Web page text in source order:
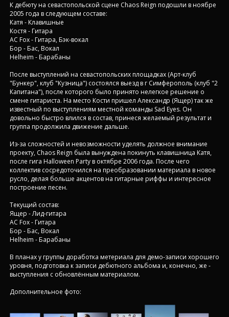
К дебюту на севастопольской сцене Chaos Reign подошли в ноябре
2005 года в следующем составе:
Катя - Клавишные
Костя - Гитара
AC Fox - Гитара, Бэк-вокал
Бор - Бас, Вокал
Helheim - Барабаны
После выступлений на севастопольских площадках (Арт-клуб
"Бункер", клуб "Кузница") состоялся выезд в г Симферополь (клуб "2
Капитана"), после которого было принято нелегкое решение о
смене гитариста. На место Кости пришел Александр (Ящер) так же
известный по выступлениям местной команды Sad Eyes. Он
довольно быстро влился в состав, принеся желаемый результат и
группа продолжила движение дальше.
Из-за сложностей и невозможности уделять должное внимание
проекту, Chaos Reign была вынуждена покинуть клавишница Катя,
после гига Halloween Party в октябре 2006 года. После чего
коллектив сосредоточился на преобразовании материала в новое
русло, делая больше акцентов на гитарные риффы и интересное
построение песен.
Текущий состав:
Ящер - Лид-гитара
AC Fox - Гитара
Бор - Бас, Вокал
Helheim - Барабаны
В планах у группы доработка метериала для демо-записи хорошего
уровня, подготовка к записи дебютного альбома и, конечно, же -
выступления с обновлённым материалом.
Дополнительное фото: